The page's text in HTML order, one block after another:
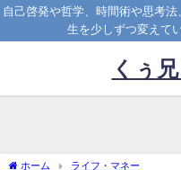
自己啓発や哲学、時間術や思考
生を少しずつ変えて
くぅ
ホーム ライフ・マネー